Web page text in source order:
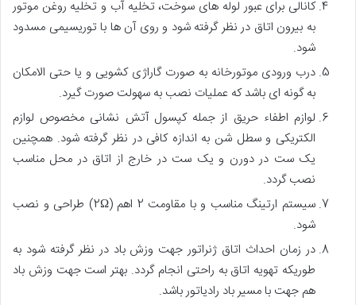
کانالی برای عبور لوله های سوخت، تخلیه آب و تخلیه روغن موتور
به بیرون اتاق در نظر گرفته شود و روی آن ها با توریسیمی مسدود
شود.
درب ورودی موتورخانه به صورت گاراژی کشویی و یا حتی الامکان
به گونه ای باشد که عملیات نصب به سهولت صورت گیرد.
لوازم اطفاء حریق از جمله کپسول آتش نشانی مخصوص لوازم
الکتریکی و سطل شن به اندازه کافی در نظر گرفته شود. همچنین
یک ست در دورن و یک ست در خارج از اتاق در محل مناسب
نصب گردد.
سیستم ارتینگ مناسب و با مقاومت 2 اهم
(2Ω) طراحی و نصب
شود.
در زمان احداث اتاق ژنراتور جهت وزش باد در نظر گرفته شود به
طوریکه تهویه اتاق به راحتی انجام گردد. بهتر است جهت وزش باد
هم جهت با مسیر باد رادیاتور باشد.